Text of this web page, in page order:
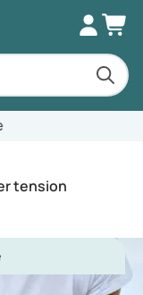
tension